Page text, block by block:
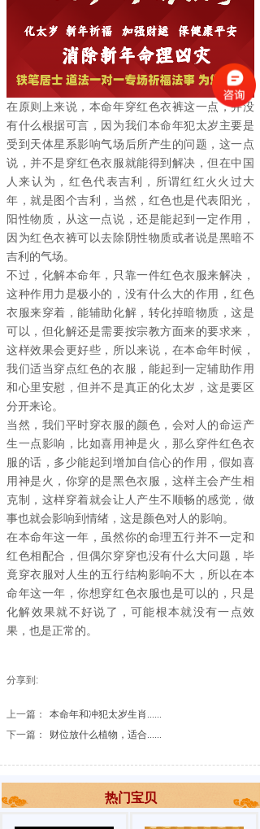
在原则上来说，本命年穿红色衣裤这一点，并没
有什么根据可言，因为我们本命年犯太岁主要是
受到天体星系影响气场后所产生的问题，这一点
说，并不是穿红色衣服就能得到解决，但在中国
人来认为，红色代表吉利，所谓红红火火过大
年，就是图个吉利，当然，红色也是代表阳光，
阳性物质，从这一点说，还是能起到一定作用，
因为红色衣裤可以去除阴性物质或者说是黑暗不
吉利的气场。
不过，化解本命年，只靠一件红色衣服来解决，
这种作用力是极小的，没有什么大的作用，红色
衣服来穿着，能辅助化解，转化掉暗物质，这是
可以，但化解还是需要按宗教方面来的要求来，
这样效果会更好些，所以来说，在本命年时候，
我们适当穿点红色的衣服，能起到一定辅助作用
和心里安慰，但并不是真正的化太岁，这是要区
分开来论。
当然，我们平时穿衣服的颜色，会对人的命运产
生一点影响，比如喜用神是火，那么穿件红色衣
服的话，多少能起到增加自信心的作用，假如喜
用神是火，你穿的是黑色衣服，这样主会产生相
克制，这样穿着就会让人产生不顺畅的感觉，做
事也就会影响到情绪，这是颜色对人的影响。
在本命年这一年，虽然你的命理五行并不一定和
红色相配合，但偶尔穿穿也没有什么大问题，毕
竟穿衣服对人生的五行结构影响不大，所以在本
命年这一年，你想穿红色衣服也是可以的，只是
化解效果就不好说了，可能根本就没有一点效
果，也是正常的。
分享到:
上一篇：
本命年和冲犯太岁生肖......
下一篇：
财位放什么植物，适合......
热门宝贝